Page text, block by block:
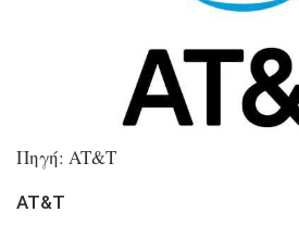
Πηγή: AT&T
AT&T